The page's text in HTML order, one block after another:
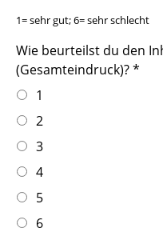
1= sehr gut; 6= sehr schlecht
Wie beurteilst du den
(Gesamteindruck)?*
1
2
3
4
5
6